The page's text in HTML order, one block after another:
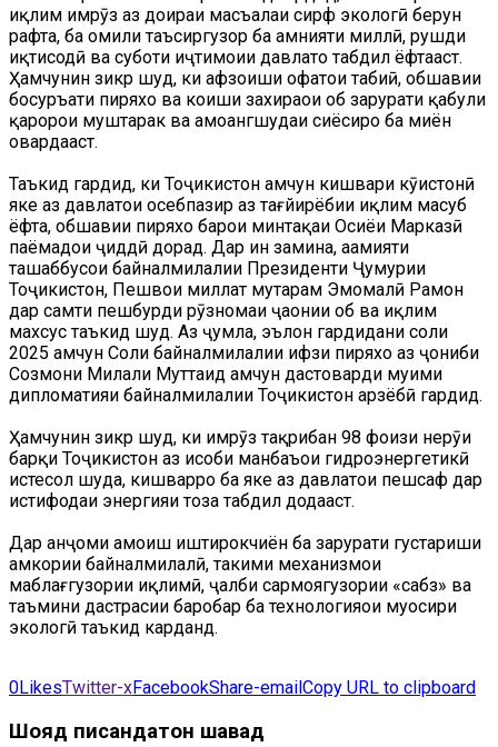
иқлим имрӯз аз доираи масъалаи сирф экологӣ берун
рафта, ба омили таъсиргузор ба амнияти миллӣ, рушди
иқтисодӣ ва суботи иҷтимоии давлатҳо табдил ёфтааст.
Ҳамчунин зикр шуд, ки афзоиши офатҳои табиӣ, обшавии
босуръати пиряхҳо ва коҳиши захираҳои об зарурати қабули
қарорҳои муштарак ва ҳамоҳангшудаи сиёсиро ба миён
овардааст.
Таъкид гардид, ки Тоҷикистон ҳамчун кишвари кӯҳистонӣ
яке аз давлатҳои осебпазир аз тағйирёбии иқлим маҳсуб
ёфта, обшавии пиряхҳо барои минтақаи Осиёи Марказӣ
паёмадҳои ҷиддӣ дорад. Дар ин замина, аҳамияти
ташаббусҳои байналмилалии Президенти Ҷумҳурии
Тоҷикистон, Пешвои миллат муҳтарам Эмомалӣ Раҳмон
дар самти пешбурди рӯзномаи ҷаҳонии об ва иқлим
махсус таъкид шуд. Аз ҷумла, эълон гардидани соли
2025 ҳамчун Соли байналмилалии ҳифзи пиряхҳо аз ҷониби
Созмони Милали Муттаҳид ҳамчун дастоварди муҳими
дипломатияи байналмилалии Тоҷикистон арзёбӣ гардид.
Ҳамчунин зикр шуд, ки имрӯз тақрибан 98 фоизи нерӯи
барқи Тоҷикистон аз ҳисоби манбаъҳои гидроэнергетикӣ
истеҳсол шуда, кишварро ба яке аз давлатҳои пешсаф дар
истифодаи энергияи тоза табдил додааст.
Дар анҷоми ҳамоиш иштирокчиён ба зарурати густариши
ҳамкории байналмилалӣ, таҳкими механизмҳои
маблағгузории иқлимӣ, ҷалби сармоягузории «сабз» ва
таъмини дастрасии баробар ба технологияҳои муосири
экологӣ таъкид карданд.
0LikesTwitter-xFacebookShare-email Copy URL to clipboard
Шояд писандатон шавад